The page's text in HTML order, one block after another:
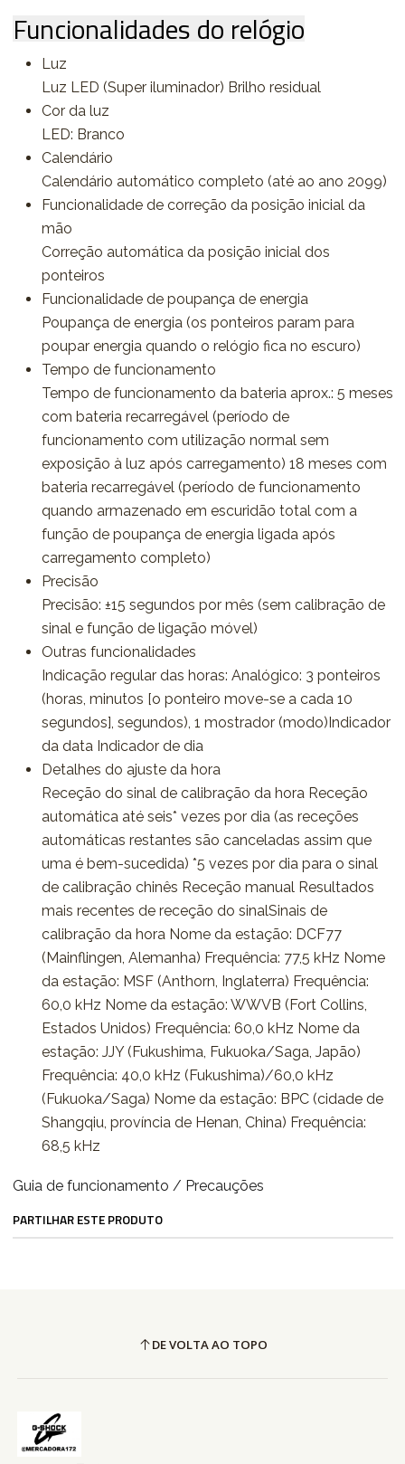
Funcionalidades do relógio
Luz
Luz LED (Super iluminador) Brilho residual
Cor da luz
LED: Branco
Calendário
Calendário automático completo (até ao ano 2099)
Funcionalidade de correção da posição inicial da
mão
Correção automática da posição inicial dos
ponteiros
Funcionalidade de poupança de energia
Poupança de energia (os ponteiros param para
poupar energia quando o relógio fica no escuro)
Tempo de funcionamento
Tempo de funcionamento da bateria aprox.: 5 meses
com bateria recarregável (período de
funcionamento com utilização normal sem
exposição à luz após carregamento) 18 meses com
bateria recarregável (período de funcionamento
quando armazenado em escuridão total com a
função de poupança de energia ligada após
carregamento completo)
Precisão
Precisão: ±15 segundos por mês (sem calibração de
sinal e função de ligação móvel)
Outras funcionalidades
Indicação regular das horas: Analógico: 3 ponteiros
(horas, minutos [o ponteiro move-se a cada 10
segundos], segundos), 1 mostrador (modo)Indicador
da data Indicador de dia
Detalhes do ajuste da hora
Receção do sinal de calibração da hora Receção
automática até seis* vezes por dia (as receções
automáticas restantes são canceladas assim que
uma é bem-sucedida) *5 vezes por dia para o sinal
de calibração chinês Receção manual Resultados
mais recentes de receção do sinalSinais de
calibração da hora Nome da estação: DCF77
(Mainflingen, Alemanha) Frequência: 77,5 kHz Nome
da estação: MSF (Anthorn, Inglaterra) Frequência:
60,0 kHz Nome da estação: WWVB (Fort Collins,
Estados Unidos) Frequência: 60,0 kHz Nome da
estação: JJY (Fukushima, Fukuoka/Saga, Japão)
Frequência: 40,0 kHz (Fukushima)/60,0 kHz
(Fukuoka/Saga) Nome da estação: BPC (cidade de
Shangqiu, província de Henan, China) Frequência:
68,5 kHz
Guia de funcionamento / Precauções
PARTILHAR ESTE PRODUTO
DE VOLTA AO TOPO